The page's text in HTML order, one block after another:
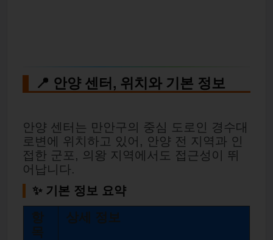
📍 안양 센터, 위치와 기본 정보
안양 센터는 만안구의 중심 도로인 경수대
로변에 위치하고 있어, 안양 전 지역과 인
접한 군포, 의왕 지역에서도 접근성이 뛰
어납니다.
✨ 기본 정보 요약
항
목
상세 정보